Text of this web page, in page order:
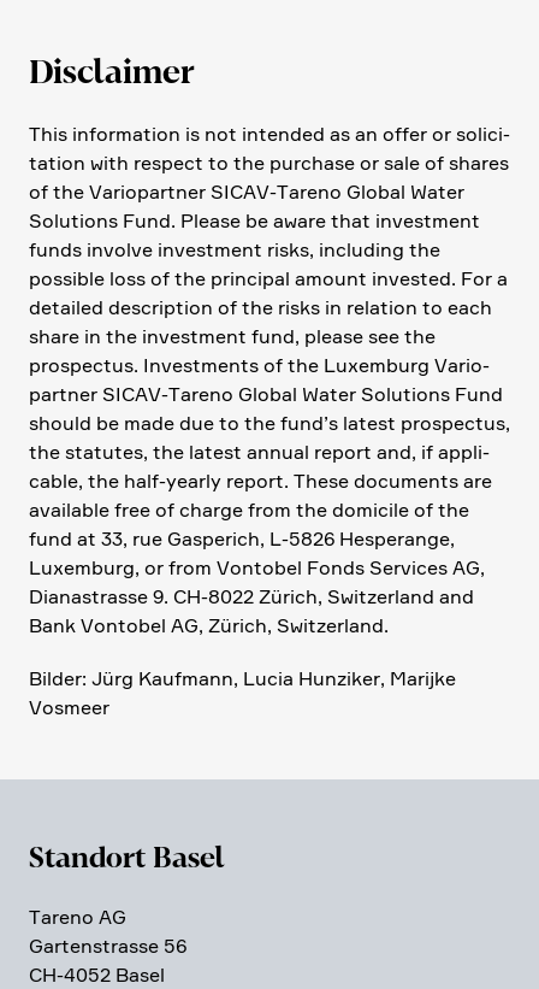
Disclaimer
This infor­ma­tion is not intended as an offer or solici­
ta­tion with respect to the purchase or sale of shares
of the Vario­partner SICAV-Tareno Global Water
Solutions Fund. Please be aware that invest­ment
funds involve invest­ment risks, inclu­ding the
possible loss of the principal amount invested. For a
detailed descrip­tion of the risks in relation to each
share in the invest­ment fund, please see the
prospectus. Invest­ments of the Luxem­burg Vario­
partner SICAV-Tareno Global Water Solutions Fund
should be made due to the fund’s latest prospectus,
the statutes, the latest annual report and, if appli­
cable, the half-yearly report. These documents are
available free of charge from the domicile of the
fund at 33, rue Gaspe­rich, L‑5826 Hespe­range,
Luxem­burg, or from Vontobel Fonds Services AG,
Diana­strasse 9. CH-8022 Zürich, Switz­er­land and
Bank Vontobel AG, Zürich, Switz­er­land.
Bilder: Jürg Kaufmann, Lucia Hunziker, Marijke
Vosmeer
Standort Basel
Tareno AG
Garten­strasse 56
CH-4052 Basel